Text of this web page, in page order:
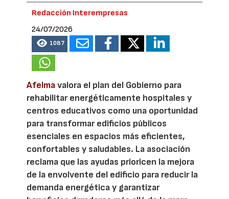
Redacción Interempresas
24/07/2026
1087
Afelmavalora el plan del Gobierno para
rehabilitar energéticamente hospitales y
centros educativos como una oportunidad
para transformar edificios públicos
esenciales en espacios más eficientes,
confortables y saludables. La asociación
reclama que las ayudas prioricen la mejora
de la envolvente del edificio para reducir la
demanda energética y garantizar